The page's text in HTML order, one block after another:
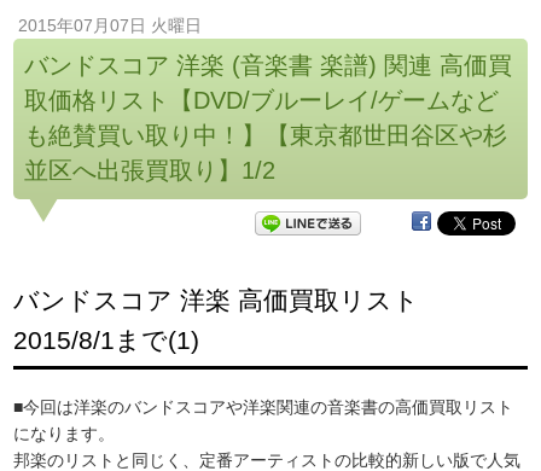
2015年07月07日 火曜日
バンドスコア 洋楽 (音楽書 楽譜) 関連 高価買
取価格リスト【DVD/ブルーレイ/ゲームなど
も絶賛買い取り中！】【東京都世田谷区や杉
並区へ出張買取り】1/2
バンドスコア 洋楽 高価買取リスト
2015/8/1まで(1)
■今回は洋楽のバンドスコアや洋楽関連の音楽書の高価買取リスト
になります。
邦楽のリストと同じく、定番アーティストの比較的新しい版で人気